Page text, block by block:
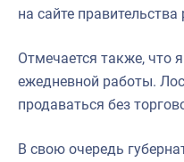
на сайте правительства
Отмечается также, что
ежедневной работы.
продаваться без
В свою очередь